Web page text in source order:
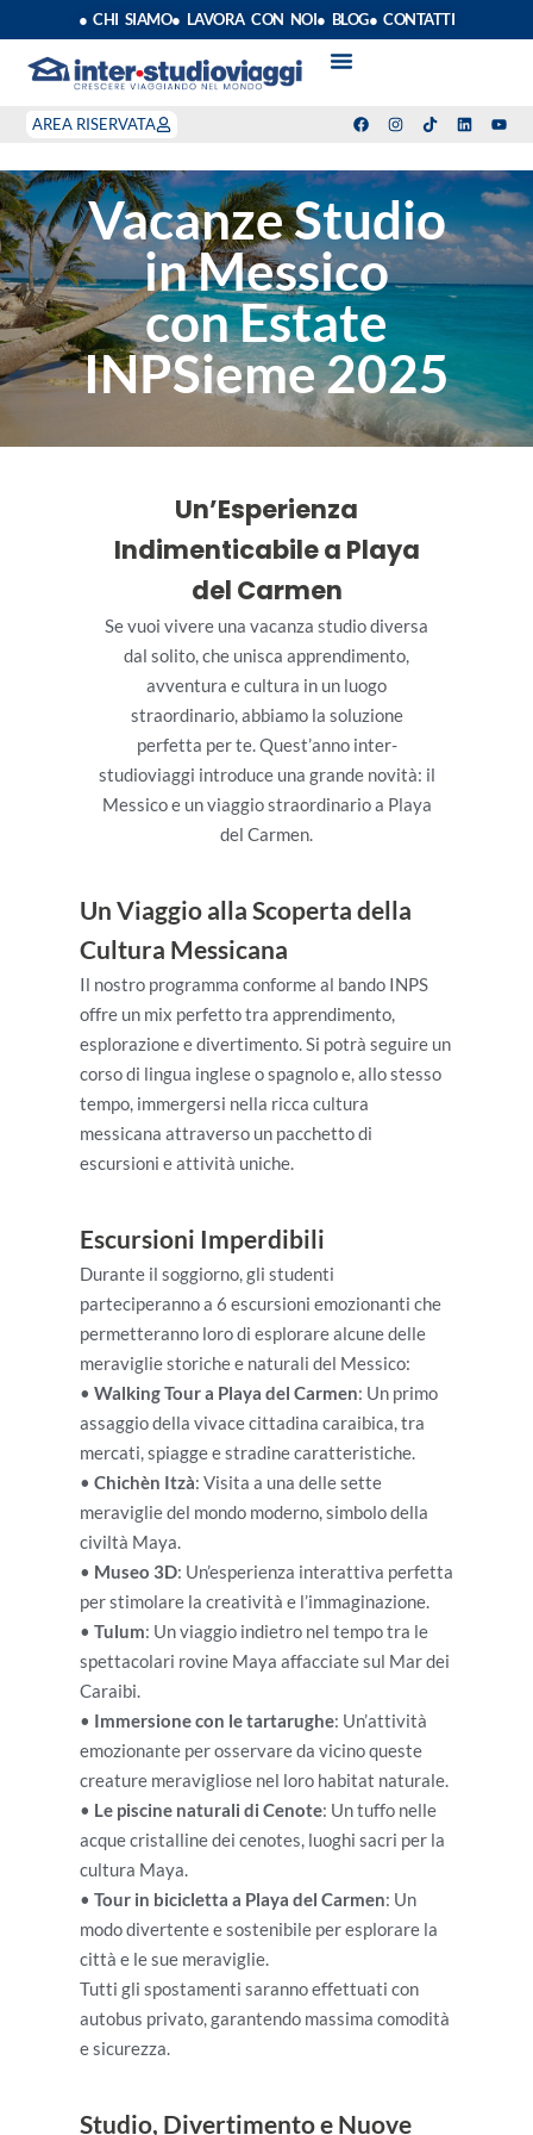
● CHI SIAMO● LAVORA CON NOI● BLOG● CONTATTI
AREA RISERVATA
Vacanze Studio
in Messico
con Estate
INPSieme 2025
Un’Esperienza
Indimenticabile a Playa
del Carmen
Se vuoi vivere una vacanza studio diversa
dal solito, che unisca apprendimento,
avventura e cultura in un luogo
straordinario, abbiamo la soluzione
perfetta per te. Quest’anno inter-
studioviaggi introduce una grande novità: il
Messico e un viaggio straordinario a Playa
del Carmen.
Un Viaggio alla Scoperta della
Cultura Messicana
Il nostro programma conforme al bando INPS
offre un mix perfetto tra apprendimento,
esplorazione e divertimento. Si potrà seguire un
corso di lingua inglese o spagnolo e, allo stesso
tempo, immergersi nella ricca cultura
messicana attraverso un pacchetto di
escursioni e attività uniche.
Escursioni Imperdibili
Durante il soggiorno, gli studenti
parteciperanno a 6 escursioni emozionanti che
permetteranno loro di esplorare alcune delle
meraviglie storiche e naturali del Messico:
• Walking Tour a Playa del Carmen: Un primo
assaggio della vivace cittadina caraibica, tra
mercati, spiagge e stradine caratteristiche.
• Chichèn Itzà: Visita a una delle sette
meraviglie del mondo moderno, simbolo della
civiltà Maya.
• Museo 3D: Un’esperienza interattiva perfetta
per stimolare la creatività e l’immaginazione.
• Tulum: Un viaggio indietro nel tempo tra le
spettacolari rovine Maya affacciate sul Mar dei
Caraibi.
• Immersione con le tartarughe: Un’attività
emozionante per osservare da vicino queste
creature meravigliose nel loro habitat naturale.
• Le piscine naturali di Cenote: Un tuffo nelle
acque cristalline dei cenotes, luoghi sacri per la
cultura Maya.
• Tour in bicicletta a Playa del Carmen: Un
modo divertente e sostenibile per esplorare la
città e le sue meraviglie.
Tutti gli spostamenti saranno effettuati con
autobus privato, garantendo massima comodità
e sicurezza.
Studio, Divertimento e Nuove